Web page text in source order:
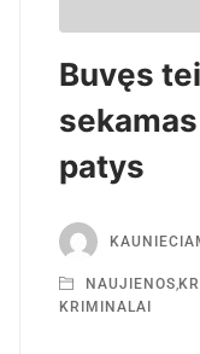
Buvęs
patys
NAUJIENOS
KRIMINALAI